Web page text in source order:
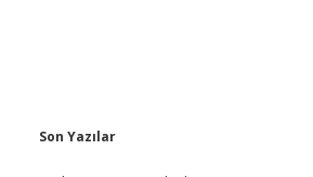
Sidebar
Son Yazılar